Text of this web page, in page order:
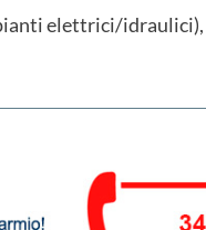
elettrici/idraulici),